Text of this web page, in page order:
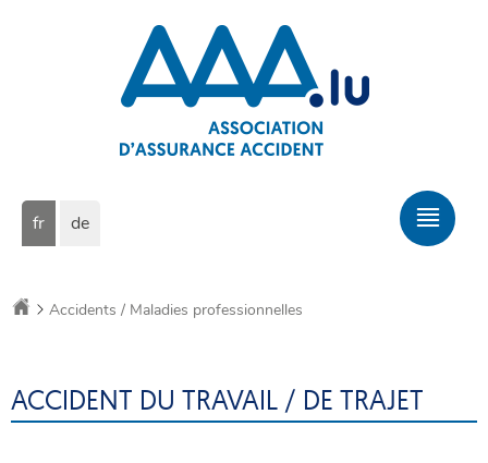
Changer
de
fr de
Accueil
Accidents / Maladies professionnelles
ACCIDENT DU TRAVAIL / DE TRAJET